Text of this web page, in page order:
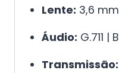
Lente: 3,6
Áudio: G.711 |
Transmissão: